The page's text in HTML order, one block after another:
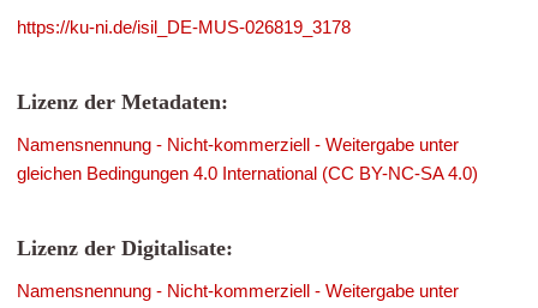
https://ku-ni.de/isil_DE-MUS-026819_3178
Lizenz der Metadaten:
Namensnennung - Nicht-kommerziell - Weitergabe unter
gleichen Bedingungen 4.0 International (CC BY-NC-SA 4.0)
Lizenz der Digitalisate:
Namensnennung - Nicht-kommerziell - Weitergabe unter